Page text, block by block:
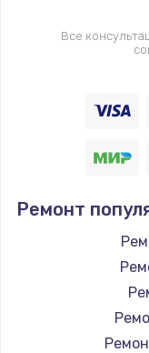
Все
Ремонт